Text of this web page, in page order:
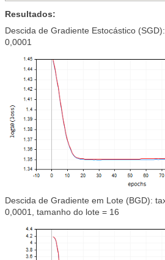
Resultados:
Descida de Gradiente Estocástico
0,0001
Descida de Gradiente em Lote (BGD):
0,0001, tamanho do lote = 16